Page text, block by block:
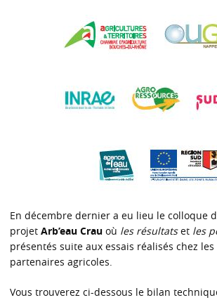
En décembre dernier a eu lieu le colloque
projet Arb’eau Crau où les résultatset les
présentés suite aux essais réalisés chez
partenaires agricoles.
Vous trouverez ci-dessous le bilan